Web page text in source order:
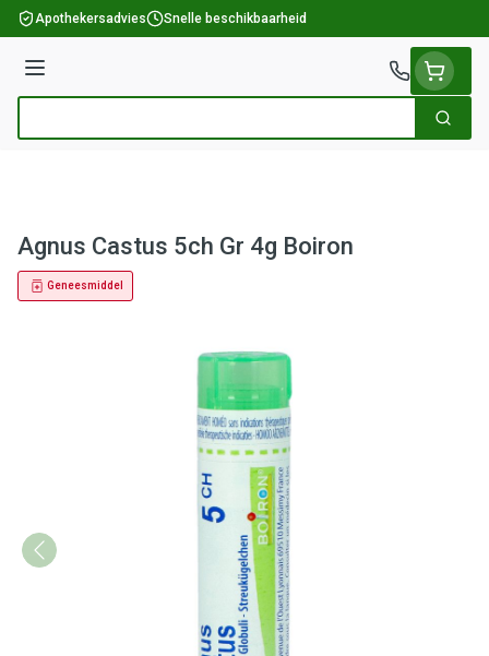
Ga naar de inhoud
Apothekersadvies Snelle beschikbaarheid
Menu
Zoek
Agnus Castus 5ch Gr 4g Boiron
Geneesmiddel